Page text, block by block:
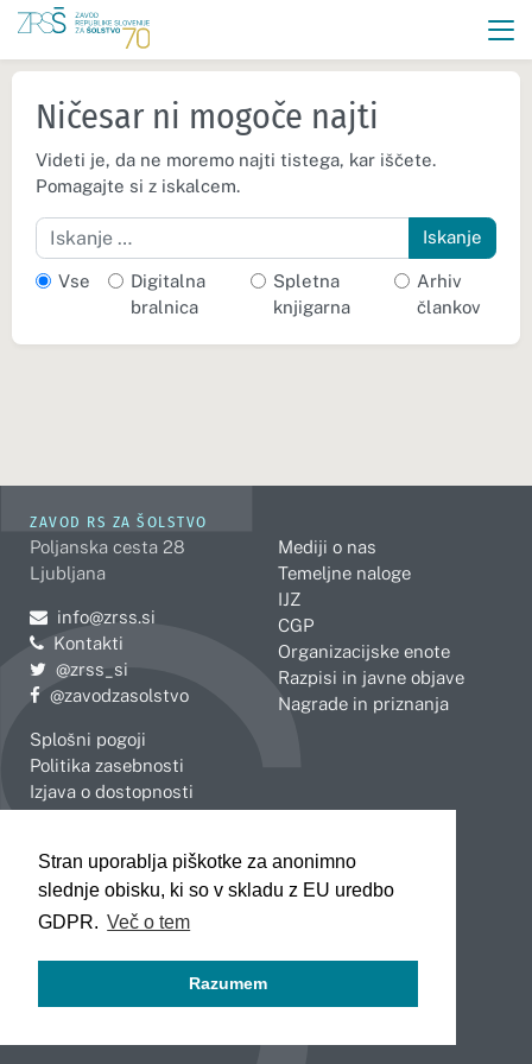
Stran uporablja piškotke za anonimno
slednje obisku, ki so v skladu z EU uredbo
GDPR. Več o tem
Razumem
Ničesar ni mogoče najti
Videti je, da ne moremo najti tistega, kar iščete.
Pomagajte si z iskalcem.
Iskanje
Vse
Digitalna
bralnica
Spletna
knjigarna
Arhiv
člankov
ZAVOD RS ZA ŠOLSTVO
Poljanska cesta 28
Ljubljana
Pošljite e-mail na
info@zrss.si
Kontakti
Pojdite na Twitter:
@zrss_si
Pojdite na Facebook:
@zavodzasolstvo
Splošni pogoji
Politika zasebnosti
Izjava o dostopnosti
Mediji o nas
Temeljne naloge
IJZ
CGP
Organizacijske enote
Razpisi in javne objave
Nagrade in priznanja
Celje
Koper
Kranj
Novo mesto
Slovenj Gradec